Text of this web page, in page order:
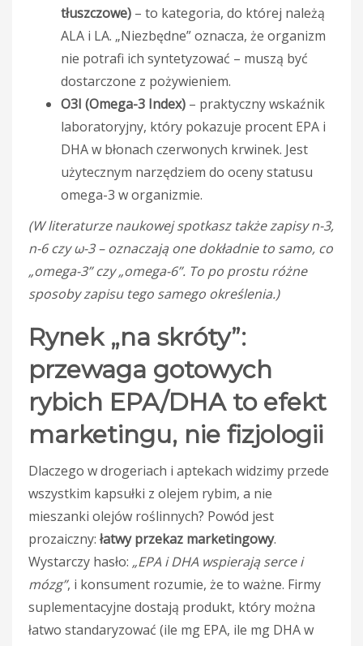
tłuszczowe) – to kategoria, do której należą
ALA i LA. „Niezbędne” oznacza, że organizm
nie potrafi ich syntetyzować – muszą być
dostarczone z pożywieniem.
O3I (Omega-3 Index) – praktyczny wskaźnik
laboratoryjny, który pokazuje procent EPA i
DHA w błonach czerwonych krwinek. Jest
użytecznym narzędziem do oceny statusu
omega-3 w organizmie.
(W literaturze naukowej spotkasz także zapisy n-3,
n-6 czy ω-3 – oznaczają one dokładnie to samo, co
„omega-3” czy „omega-6”. To po prostu różne
sposoby zapisu tego samego określenia.)
Rynek „na skróty”:
przewaga gotowych
rybich EPA/DHA to efekt
marketingu, nie fizjologii
Dlaczego w drogeriach i aptekach widzimy przede
wszystkim kapsułki z olejem rybim, a nie
mieszanki olejów roślinnych? Powód jest
prozaiczny: łatwy przekaz marketingowy.
Wystarczy hasło: „EPA i DHA wspierają serce i
mózg”, i konsument rozumie, że to ważne. Firmy
suplementacyjne dostają produkt, który można
łatwo standaryzować (ile mg EPA, ile mg DHA w